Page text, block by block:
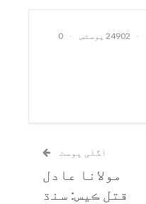
24902 پوسٹس
0
اگلی پوسٹ
مولانا عادل
قتل ڪيس: سنڌ